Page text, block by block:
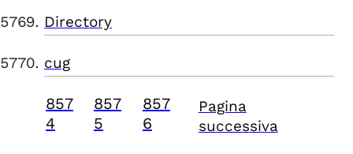
Directory
cug
857
4
857
5
857
6
Pagina
successiva